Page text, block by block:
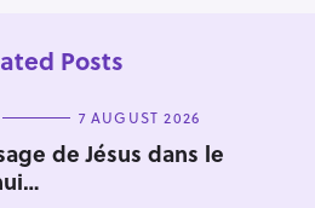
Posts
7 AUGUST 2026
de Jésus dans le